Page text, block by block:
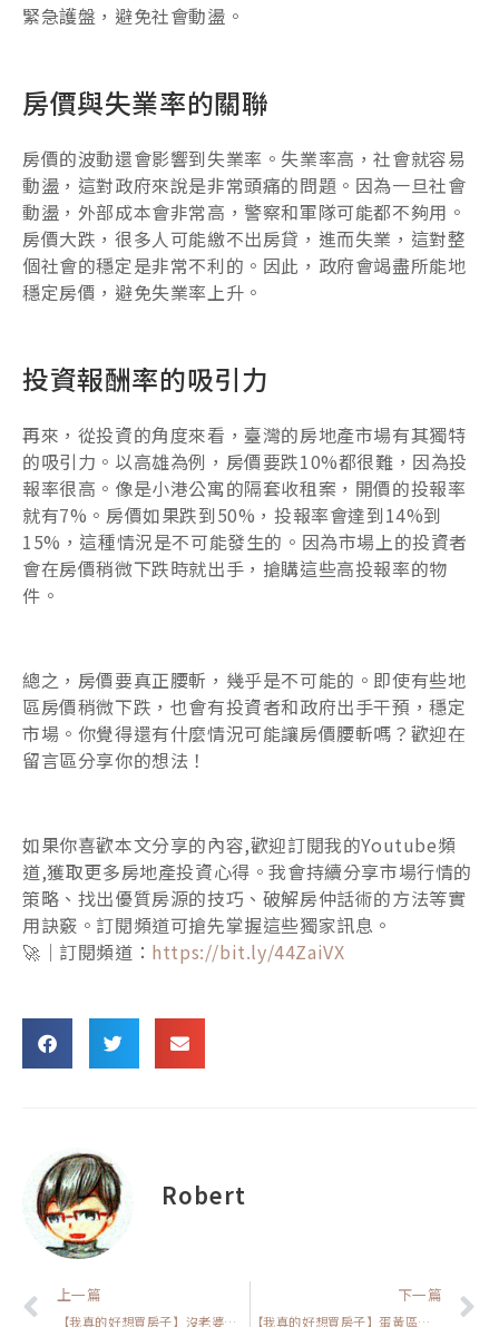
緊急護盤，避免社會動盪。
房價與失業率的關聯
房價的波動還會影響到失業率。失業率高，社會就容易
動盪，這對政府來說是非常頭痛的問題。因為一旦社會
動盪，外部成本會非常高，警察和軍隊可能都不夠用。
房價大跌，很多人可能繳不出房貸，進而失業，這對整
個社會的穩定是非常不利的。因此，政府會竭盡所能地
穩定房價，避免失業率上升。
投資報酬率的吸引力
再來，從投資的角度來看，臺灣的房地產市場有其獨特
的吸引力。以高雄為例，房價要跌10%都很難，因為投
報率很高。像是小港公寓的隔套收租案，開價的投報率
就有7%。房價如果跌到50%，投報率會達到14%到
15%，這種情況是不可能發生的。因為市場上的投資者
會在房價稍微下跌時就出手，搶購這些高投報率的物
件。
總之，房價要真正腰斬，幾乎是不可能的。即使有些地
區房價稍微下跌，也會有投資者和政府出手干預，穩定
市場。你覺得還有什麼情況可能讓房價腰斬嗎？歡迎在
留言區分享你的想法！
如果你喜歡本文分享的內容,歡迎訂閱我的Youtube頻
道,獲取更多房地產投資心得。我會持續分享市場行情的
策略、找出優質房源的技巧、破解房仲話術的方法等實
用訣竅。訂閱頻道可搶先掌握這些獨家訊息。
🚀｜訂閱頻道： https://bit.ly/44ZaiVX
Robert
上一頁
上一篇
【我真的好想買房子】沒老婆該買房嗎？單身族必看的購房真相
下一篇
【我真的好想買房子】蛋黃區老宅還是蛋白區新成屋？教你這樣選才不後悔！